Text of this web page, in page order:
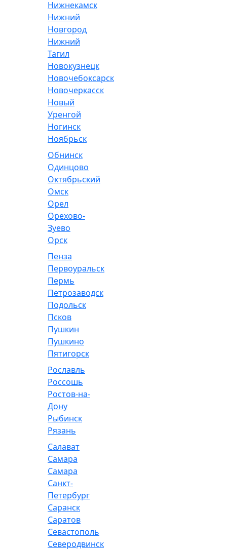
Нижнекамск
Нижний
Новгород
Нижний
Тагил
Новокузнецк
Новочебоксарск
Новочеркасск
Новый
Уренгой
Ногинск
Ноябрьск
Обнинск
Одинцово
Октябрьский
Омск
Орел
Орехово-
Зуево
Орск
Пенза
Первоуральск
Пермь
Петрозаводск
Подольск
Псков
Пушкин
Пушкино
Пятигорск
Рославль
Россошь
Ростов-на-
Дону
Рыбинск
Рязань
Салават
Самара
Самара
Санкт-
Петербург
Саранск
Саратов
Севастополь
Северодвинск